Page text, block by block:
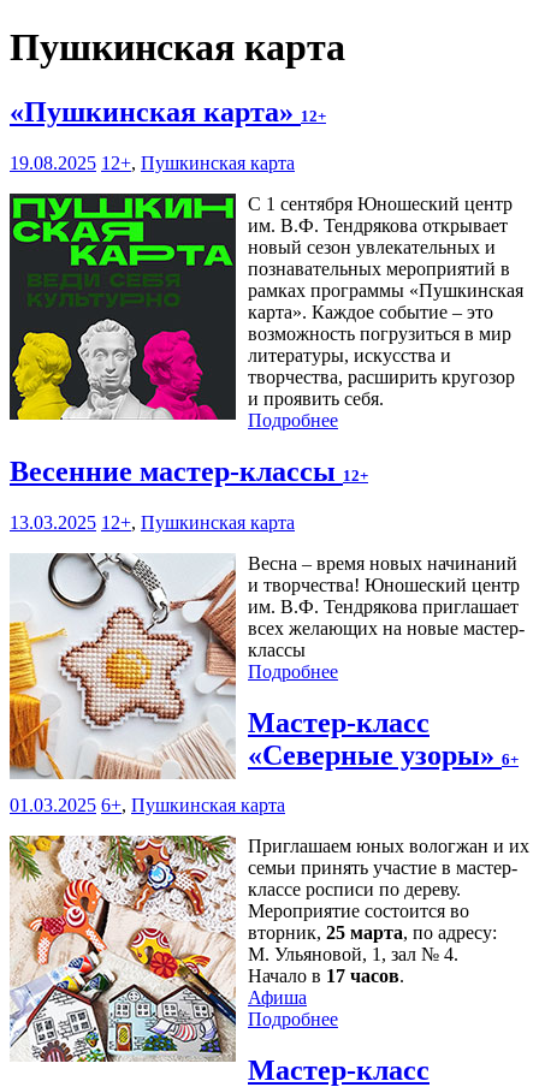
Пушкинская карта
«Пушкинская карта» 12+
19.08.2025 12+, Пушкинская карта
С 1 сентября Юношеский центр
им. В.Ф. Тендрякова открывает
новый сезон увлекательных и
познавательных мероприятий в
рамках программы «Пушкинская
карта». Каждое событие – это
возможность погрузиться в мир
литературы, искусства и
творчества, расширить кругозор
и проявить себя.
Подробнее
Весенние мастер-классы 12+
13.03.2025 12+, Пушкинская карта
Весна – время новых начинаний
и творчества! Юношеский центр
им. В.Ф. Тендрякова приглашает
всех желающих на новые мастер-
классы
Подробнее
Мастер-класс
«Северные узоры» 6+
01.03.2025 6+, Пушкинская карта
Приглашаем юных вологжан и их
семьи принять участие в мастер-
классе росписи по дереву.
Мероприятие состоится во
вторник, 25 марта, по адресу:
М. Ульяновой, 1, зал № 4.
Начало в 17 часов.
Афиша
Подробнее
Мастер-класс